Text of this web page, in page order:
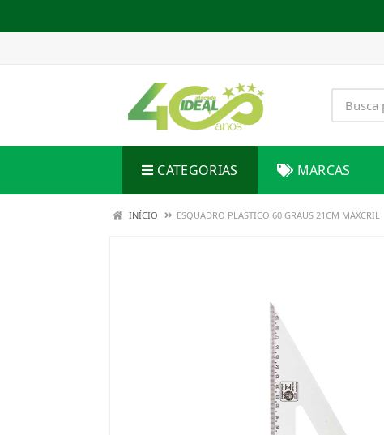
CATEGORIAS MARCAS
INÍCIO ESQUADRO PLASTICO 60 GRAUS 21CM MAXCRIL